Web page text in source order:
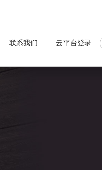
联系我们 云平台登录